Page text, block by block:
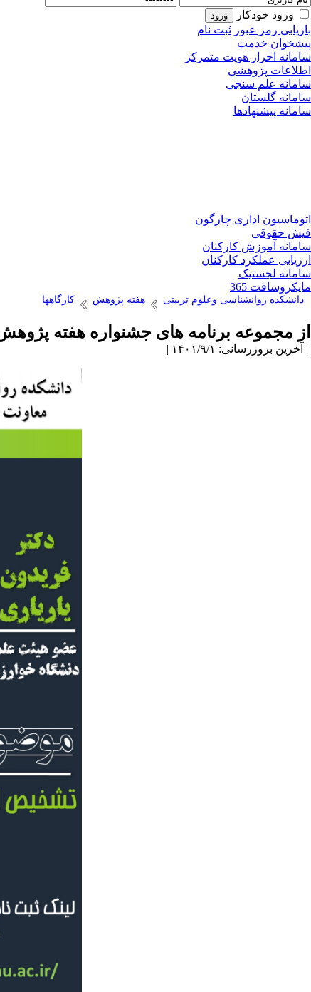
ورود خودکار
بازیابی رمز عبور ثبت نام
پیشخوان خدمت
سامانه احراز هویت متمرکز
اطلاعات پژوهشی
سامانه علم سنجی
سامانه گلستان
سامانه پیشنهادها
اتوماسیون اداری چارگون
فیش حقوقی
سامانه آموزش کارکنان
ارزیابی عملکرد کارکنان
سامانه لجستیک
مایکروسافت 365
دانشکده روانشناسی وعلوم تربیتی هفته پژوهش کارگاهها
از مجموعه برنامه های جشنواره هفته پژوهش و
| آخرین بروزرسانی: ۱۴۰۱/۹/۱ |